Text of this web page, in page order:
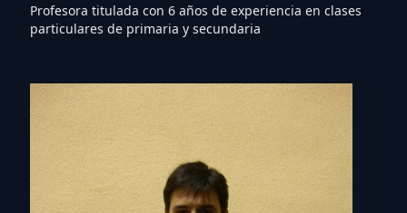
Profesora titulada con 6 años de experiencia en clases
particulares de primaria y secundaria